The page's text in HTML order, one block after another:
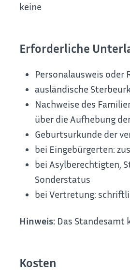
keine
Erforderliche
Personalausweis oder
ausländische
Nachweise des
über die Aufhebung
Geburtsurkunde der
bei Eingebürgerten:
bei Asylberechtigten,
Sonderstatus
bei Vertretung:
Hinweis:Das Standesamt
Kosten